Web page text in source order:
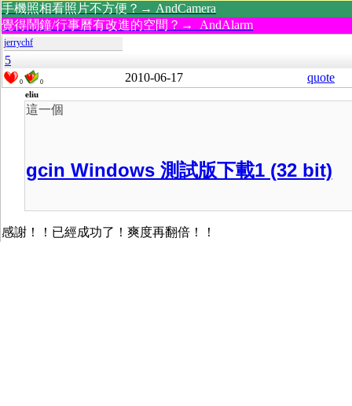
手機照相看照片不方便？→ AndCamera
覺得鬧鐘/行事曆有改進的空間？→ AndAlarm
jerrychf
5
0 0 2010-06-17 quote
eliu
這一個
gcin Windows 測試版下載1 (32 bit)
感謝！！已經成功了！爽度再翻倍！！